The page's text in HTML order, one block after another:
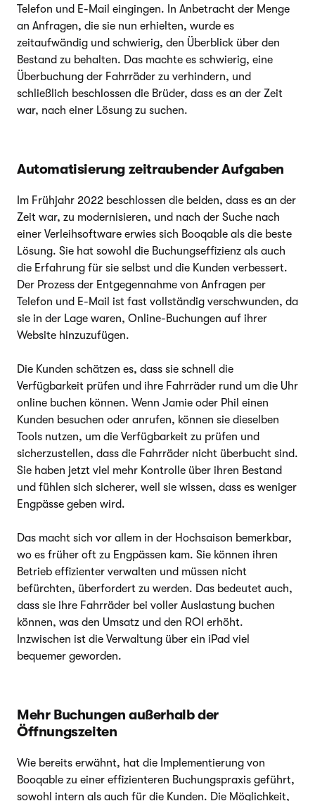
Telefon und E-Mail eingingen. In Anbetracht der Menge
an Anfragen, die sie nun erhielten, wurde es
zeitaufwändig und schwierig, den Überblick über den
Bestand zu behalten. Das machte es schwierig, eine
Überbuchung der Fahrräder zu verhindern, und
schließlich beschlossen die Brüder, dass es an der Zeit
war, nach einer Lösung zu suchen.
Automatisierung zeitraubender Aufgaben
Im Frühjahr 2022 beschlossen die beiden, dass es an der
Zeit war, zu modernisieren, und nach der Suche nach
einer Verleihsoftware erwies sich Booqable als die beste
Lösung. Sie hat sowohl die Buchungseffizienz als auch
die Erfahrung für sie selbst und die Kunden verbessert.
Der Prozess der Entgegennahme von Anfragen per
Telefon und E-Mail ist fast vollständig verschwunden, da
sie in der Lage waren, Online-Buchungen auf ihrer
Website hinzuzufügen.
Die Kunden schätzen es, dass sie schnell die
Verfügbarkeit prüfen und ihre Fahrräder rund um die Uhr
online buchen können. Wenn Jamie oder Phil einen
Kunden besuchen oder anrufen, können sie dieselben
Tools nutzen, um die Verfügbarkeit zu prüfen und
sicherzustellen, dass die Fahrräder nicht überbucht sind.
Sie haben jetzt viel mehr Kontrolle über ihren Bestand
und fühlen sich sicherer, weil sie wissen, dass es weniger
Engpässe geben wird.
Das macht sich vor allem in der Hochsaison bemerkbar,
wo es früher oft zu Engpässen kam. Sie können ihren
Betrieb effizienter verwalten und müssen nicht
befürchten, überfordert zu werden. Das bedeutet auch,
dass sie ihre Fahrräder bei voller Auslastung buchen
können, was den Umsatz und den ROI erhöht.
Inzwischen ist die Verwaltung über ein iPad viel
bequemer geworden.
Mehr Buchungen außerhalb der
Öffnungszeiten
Wie bereits erwähnt, hat die Implementierung von
Booqable zu einer effizienteren Buchungspraxis geführt,
sowohl intern als auch für die Kunden. Die Möglichkeit,